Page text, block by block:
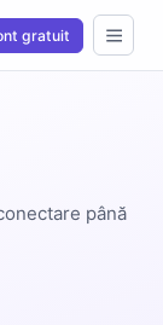
gratuit
până